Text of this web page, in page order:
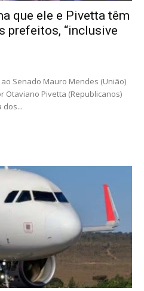
que ele e Pivetta têm
prefeitos, “inclusive
Senado Mauro Mendes (União)
Otaviano Pivetta (Republicanos)
dos...